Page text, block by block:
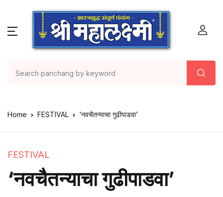
Home FESTIVAL ‘नवचैतन्याचा गुढीपाडवा’
FESTIVAL
‘नवचैतन्याचा गुढीपाडवा’